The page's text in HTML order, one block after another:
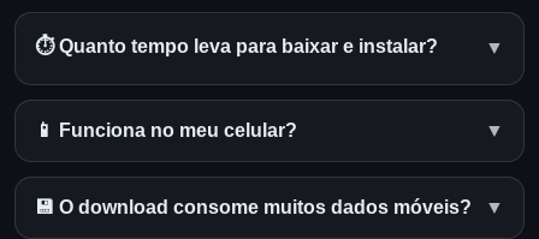
⏱️ Quanto tempo leva para baixar e instalar? ▼
📱 Funciona no meu celular? ▼
💾 O download consome muitos dados móveis? ▼